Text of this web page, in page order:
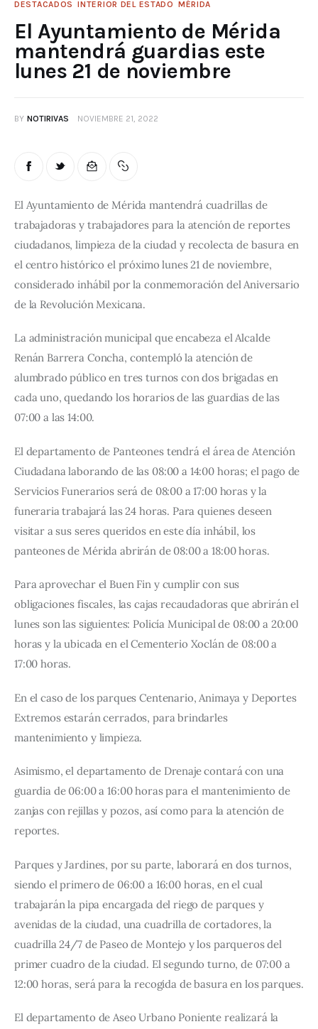
DESTACADOS INTERIOR DEL ESTADO MÉRIDA
El Ayuntamiento de Mérida
mantendrá guardias este
lunes 21 de noviembre
BY NOTIRIVAS NOVIEMBRE 21, 2022
El Ayuntamiento de Mérida mantendrá cuadrillas de
trabajadoras y trabajadores para la atención de reportes
ciudadanos, limpieza de la ciudad y recolecta de basura en
el centro histórico el próximo lunes 21 de noviembre,
considerado inhábil por la conmemoración del Aniversario
de la Revolución Mexicana.
La administración municipal que encabeza el Alcalde
Renán Barrera Concha, contempló la atención de
alumbrado público en tres turnos con dos brigadas en
cada uno, quedando los horarios de las guardias de las
07:00 a las 14:00.
El departamento de Panteones tendrá el área de Atención
Ciudadana laborando de las 08:00 a 14:00 horas; el pago de
Servicios Funerarios será de 08:00 a 17:00 horas y la
funeraria trabajará las 24 horas. Para quienes deseen
visitar a sus seres queridos en este día inhábil, los
panteones de Mérida abrirán de 08:00 a 18:00 horas.
Para aprovechar el Buen Fin y cumplir con sus
obligaciones fiscales, las cajas recaudadoras que abrirán el
lunes son las siguientes: Policía Municipal de 08:00 a 20:00
horas y la ubicada en el Cementerio Xoclán de 08:00 a
17:00 horas.
En el caso de los parques Centenario, Animaya y Deportes
Extremos estarán cerrados, para brindarles
mantenimiento y limpieza.
Asimismo, el departamento de Drenaje contará con una
guardia de 06:00 a 16:00 horas para el mantenimiento de
zanjas con rejillas y pozos, así como para la atención de
reportes.
Parques y Jardines, por su parte, laborará en dos turnos,
siendo el primero de 06:00 a 16:00 horas, en el cual
trabajarán la pipa encargada del riego de parques y
avenidas de la ciudad, una cuadrilla de cortadores, la
cuadrilla 24/7 de Paseo de Montejo y los parqueros del
primer cuadro de la ciudad. El segundo turno, de 07:00 a
12:00 horas, será para la recogida de basura en los parques.
El departamento de Aseo Urbano Poniente realizará la